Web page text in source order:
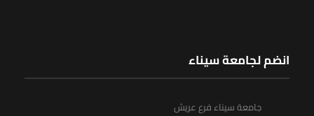
انضم لجامعة سيناء
جامعة سيناء فرع عريش